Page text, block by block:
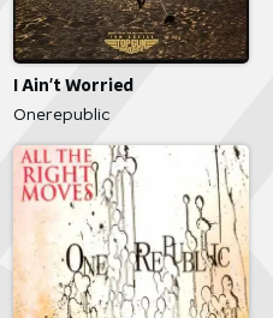
I Ain't Worried
Onerepublic